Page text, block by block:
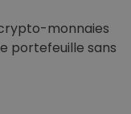
monnaies
portefeuille sans